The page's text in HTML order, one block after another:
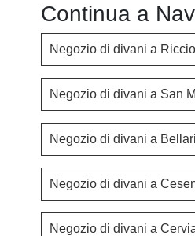
Continua a
Negozio di divani a
Negozio di divani a San
Negozio di divani a
Negozio di divani a
Negozio di divani a